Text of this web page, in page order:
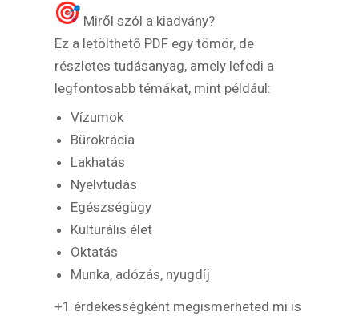
Miről szól a kiadvány?
Ez a letölthető PDF egy tömör, de
részletes tudásanyag, amely lefedi a
legfontosabb témákat, mint például:
Vízumok
Bürokrácia
Lakhatás
Nyelvtudás
Egészségügy
Kulturális élet
Oktatás
Munka, adózás, nyugdíj
+1 érdekességként megismerheted mi is